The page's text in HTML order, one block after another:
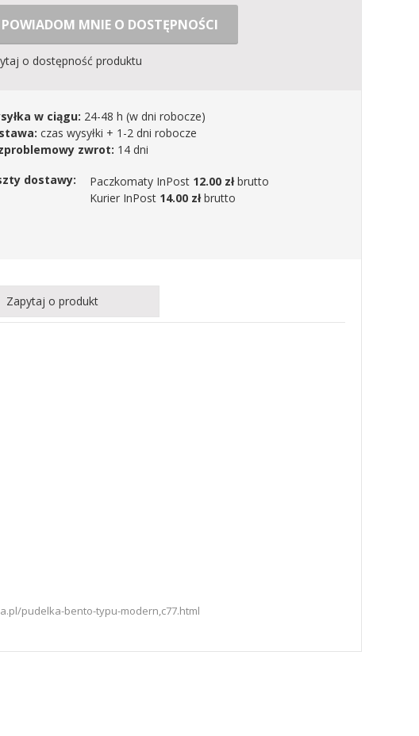
POWIADOM MNIE O DOSTĘPNOŚCI
o dostępność produktu
w ciągu: 24-48 h (w dni robocze)
czas wysyłki + 1-2 dni robocze
zwrot: 14 dni
dostawy:
Paczkomaty InPost 12.00 złbrutto
Kurier InPost 14.00 złbrutto
Zapytaj o produkt
pudelka-bento-typu-modern,c77.html